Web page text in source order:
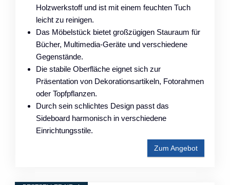
Holzwerkstoff und ist mit einem feuchten Tuch
leicht zu reinigen.
Das Möbelstück bietet großzügigen Stauraum für
Bücher, Multimedia-Geräte und verschiedene
Gegenstände.
Die stabile Oberfläche eignet sich zur
Präsentation von Dekorationsartikeln, Fotorahmen
oder Topfpflanzen.
Durch sein schlichtes Design passt das
Sideboard harmonisch in verschiedene
Einrichtungsstile.
Zum Angebot